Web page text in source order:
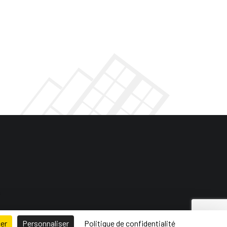
de site Personnaliser Politique de confidentialité